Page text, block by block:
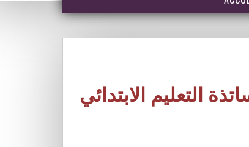
التعليم الابتدائي